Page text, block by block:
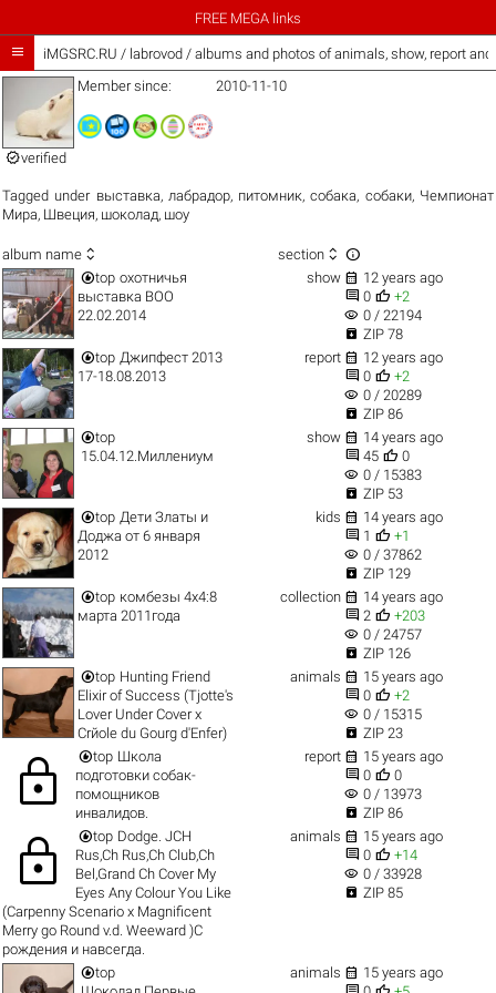
FREE MEGA links
 iMGSRC.RU / labrovod / albums and photos of animals, show, report
verified
Member since: 2010-11-10
Tagged under выставка, лабрадор, питомник,собака, собаки, Чемпионат
Мира, Швеция, шоколад, шоу
album name  section  
top охотничья
выставка ВОО
22.02.2014
show  12 years ago
 0  +2
visibility 0 / 22194
 ZIP 78
top Джипфест 2013
17-18.08.2013
report  12 years ago
 0  +2
visibility 0 / 20289
 ZIP 86
top
15.04.12.Миллениум
show  14 years ago
 45  0
visibility 0 / 15383
 ZIP 53
top Дети Златы и
Доджа от 6 января
2012
kids  14 years ago
 1  +1
visibility 0 / 37862
 ZIP 129
top комбезы 4х4:8
марта 2011года
collection  14 years ago
 2  +203
visibility 0 / 24757
 ZIP 126
top Hunting Friend
Elixir of Success (Tjotte's
Lover Under Cover x
Crйole du Gourg d'Enfer)
animals  15 years ago
 0  +2
visibility 0 / 15315
 ZIP 23
lock top Школа
подготовки собак-
помощников
инвалидов.
report  15 years ago
 0  0
visibility 0 / 13973
 ZIP 86
lock top Dodge. JCH
Rus,Ch Rus,Ch Club,Ch
Bel,Grand Ch Cover My
Eyes Any Colour You Like
(Carpenny Scenario х Magnificent
Merry go Round v.d. Weeward )С
рождения и навсегда.
animals  15 years ago
 0  +14
visibility 0 / 33928
 ZIP 85
top
animals  15 years ago